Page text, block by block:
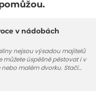
v nádobách
nejsou výsadou majitelů
můžete úspěšně pěstovat i v
malém dvorku. Stačí
článku vám poradíme, jak na